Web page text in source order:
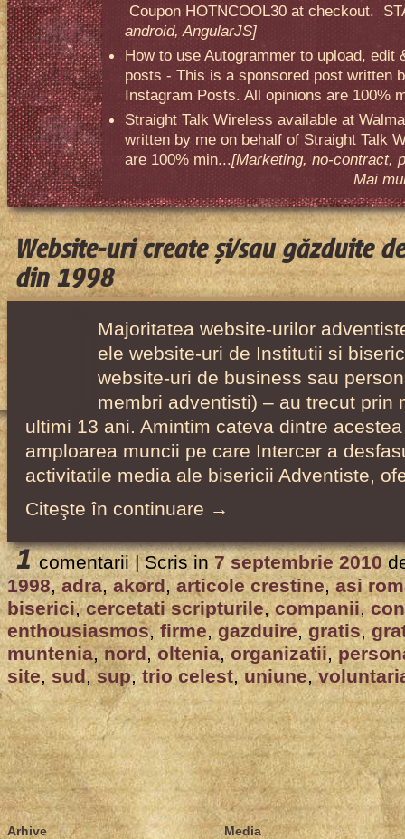
Coupon HOTNCOOL30 at checkout.
android, AngularJS]
How to use Autogrammer to upload, edit
posts - This is a sponsored post written
Instagram Posts. All opinions are 100%
Straight Talk Wireless available at
written by me on behalf of Straight Talk
are 100% min...[Marketing, no-contract,
Mai
Website-uri create și/sau găzduite
din 1998
Majoritatea website-urilor
ele website-uri de Institutii si
website-uri de business sau
membri adventisti) – au trecut prin
ultimi 13 ani. Amintim cateva dintre
amploarea muncii pe care Intercer a
activitatile media ale bisericii Adventiste,
Citeşte în continuare →
1 comentarii |Scris in 7 septembrie 2010
1998,adra,akord,articole crestine,asi
biserici,cercetati scripturile,companii,
enthousiasmos,firme, gazduire,gratis,
muntenia,nord,oltenia,organizatii,
site,sud,sup,trio celest,uniune,
Arhive Media